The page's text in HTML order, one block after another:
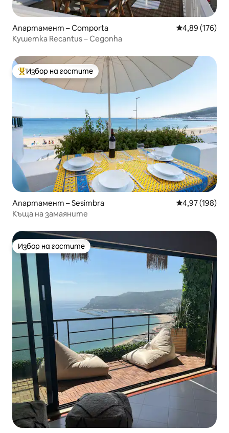
Апартамент – Comporta Средна
4,89 (176)
Кушетка Recantus – Cegonha
Най-популярен избор на гостите
Избор на гостите
Апартамент – Sesimbra Средна
4,97 (198)
Къща на замаяните
Избор на гостите
Избор на гостите